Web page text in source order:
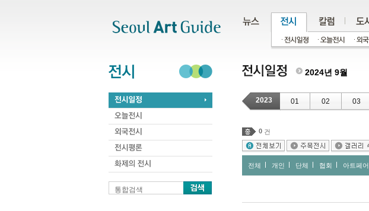
통합검색
2024년 9월
2023 01 02 03
0 건
전체 개인 단체 협회 아트페어